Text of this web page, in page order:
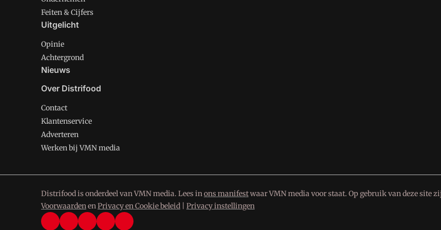
Feiten & Cijfers
Uitgelicht
Opinie
Achtergrond
Nieuws
Over Distrifood
Contact
Klantenservice
Adverteren
Werken bij VMN media
Distrifood is onderdeel van VMN media. Lees inons manifestwaar VMN media voor staat. Op gebruik van deze site
VoorwaardenenPrivacy en Cookie beleid Privacy instellingen